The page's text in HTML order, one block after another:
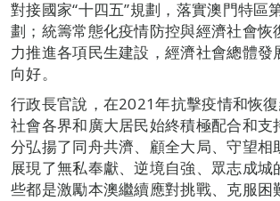
對接國家“十四五”規劃，落實澳門特區
劃；統籌常態化疫情防控與經濟社會恢
力推進各項民生建設，經濟社會總體發
向好。
行政長官說，在2021年抗擊疫情和恢復
社會各界和廣大居民始終積極配合和支
分弘揚了同舟共濟、顧全大局、守望相
展現了無私奉獻、逆境自強、眾志成城
些都是激勵本澳繼續應對挑戰、克服困